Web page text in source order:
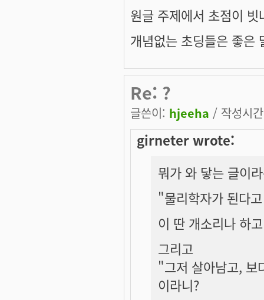
원글 주제에서 초점이
개념없는 초딩들은 좋은
Re: ?
글쓴이: hjeeha / 작성시
girneter wrote:
뭐가 와 닿는 글이
"물리학자가 된다
이 딴 개소리나 하
그리고
"그저 살아남고, 보
이라니?